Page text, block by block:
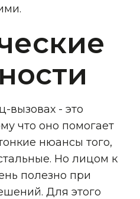
вызовах - это
что оно помогает
нюансы того,
Но лицом к
полезно при
Для этого